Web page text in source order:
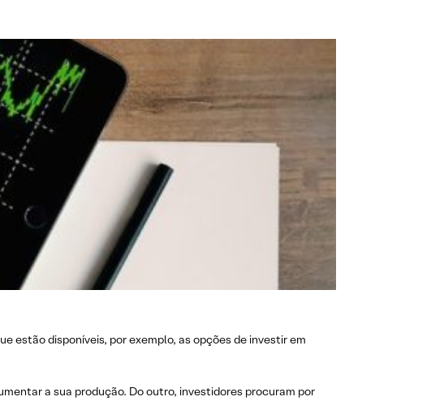
estão disponíveis, por exemplo, as opções de investir em
a sua produção. Do outro, investidores procuram por